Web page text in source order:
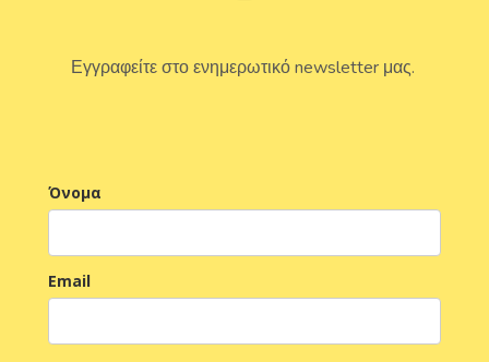
Εγγραφείτε στο ενημερωτικό newsletter μας.
Όνομα
Email